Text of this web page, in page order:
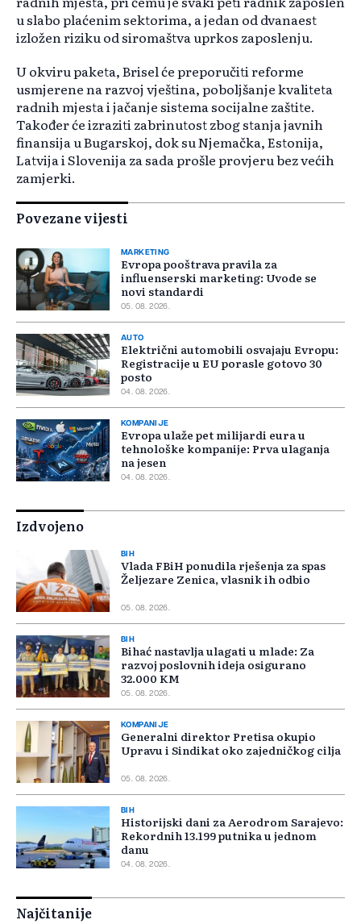
u slabo plaćenim sektorima, a jedan od dvanaest
izložen riziku od siromaštva uprkos zaposlenju.
U okviru paketa, Brisel će preporučiti reforme
usmjerene na razvoj vještina, poboljšanje kvaliteta
radnih mjesta i jačanje sistema socijalne zaštite.
Također će izraziti zabrinutost zbog stanja javnih
finansija u Bugarskoj, dok su Njemačka, Estonija,
Latvija i Slovenija za sada prošle provjeru bez većih
zamjerki.
Povezane vijesti
MARKETING
Evropa pooštrava pravila za
influenserski marketing: Uvode se
novi standardi
05. 08. 2026.
AUTO
Električni automobili osvajaju Evropu:
Registracije u EU porasle gotovo 30
posto
04. 08. 2026.
KOMPANIJE
Evropa ulaže pet milijardi eura u
tehnološke kompanije: Prva ulaganja
na jesen
04. 08. 2026.
Izdvojeno
BIH
Vlada FBiH ponudila rješenja za spas
Željezare Zenica, vlasnik ih odbio
05. 08. 2026.
BIH
Bihać nastavlja ulagati u mlade: Za
razvoj poslovnih ideja osigurano
32.000 KM
05. 08. 2026.
KOMPANIJE
Generalni direktor Pretisa okupio
Upravu i Sindikat oko zajedničkog cilja
05. 08. 2026.
BIH
Historijski dani za Aerodrom Sarajevo:
Rekordnih 13.199 putnika u jednom
danu
04. 08. 2026.
Najčitanije